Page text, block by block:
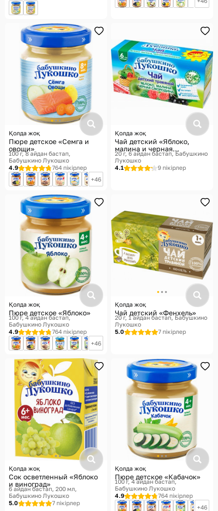
Қолда жоқ
Пюре детское «Семга и
овощи»
100 г, 8 айдан бастап
Бабушкино Лукошко
4.9
764 пікірлер
46
Қолда жоқ
Чай детский «Яблоко,
малина и черная
смородина»
20 г, 6 айдан бастап Бабушкино
Лукошко
4.1
9 пікірлер
Қолда жоқ
Пюре детское «Яблоко»
100 г, 4 айдан бастап
Бабушкино Лукошко
4.9
764 пікірлер
46
Қолда жоқ
Чай детский «Фенхель»
20 г, 1 айдан бастап Бабушкино
Лукошко
5.0
7 пікірлер
Қолда жоқ
Сок осветленный «Яблоко
и виноград»
6 айдан бастап, 200 мл
Бабушкино Лукошко
5.0
7 пікірлер
Қолда жоқ
Пюре детское «Кабачок»
100 г, 4 айдан бастап
Бабушкино Лукошко
4.9
764 пікірлер
46